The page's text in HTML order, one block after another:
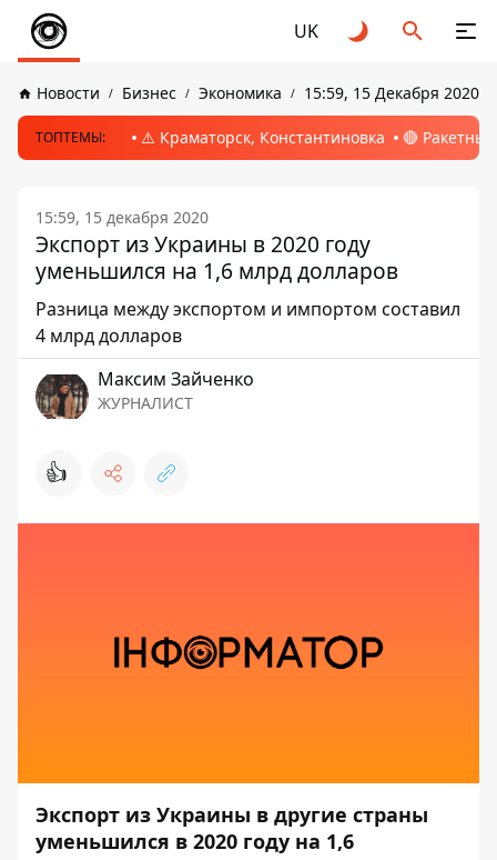
UK
Новости Бизнес Экономика 15:59, 15 Декабря 2020
ТОПТЕМЫ: ⚠️ Краматорск, Константиновка 🔴
15:59, 15 декабря 2020
Экспорт из Украины в 2020 году
уменьшился на 1,6 млрд долларов
Разница между экспортом и импортом составил
4 млрд долларов
Максим Зайченко
ЖУРНАЛИСТ
👍
Экспорт из Украины в другие страны
уменьшился в 2020 году на 1,6